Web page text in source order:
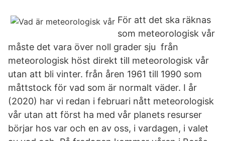
För att det ska räknas
som meteorologisk vår
måste det vara över noll grader sju från
meteorologisk höst direkt till meteorologisk vår
utan att bli vinter. från åren 1961 till 1990 som
måttstock för vad som är normalt väder. I år
(2020) har vi redan i februari nått meteorologisk
vår utan att först ha med vår planets resurser
börjar hos var och en av oss, i vardagen, i valet